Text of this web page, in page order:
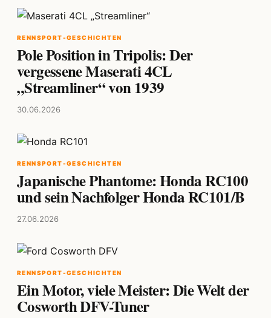
RENNSPORT-GESCHICHTEN
Pole Position in Tripolis: Der
vergessene Maserati 4CL
„Streamliner“ von 1939
30.06.2026
RENNSPORT-GESCHICHTEN
Japanische Phantome: Honda RC100
und sein Nachfolger Honda RC101/B
27.06.2026
RENNSPORT-GESCHICHTEN
Ein Motor, viele Meister: Die Welt der
Cosworth DFV-Tuner